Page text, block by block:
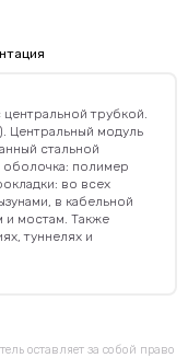
трубкой.
Центральный модуль
стальной
полимер
во всех
в кабельной
и мостам. Также
туннелях и
оставляет за собой право